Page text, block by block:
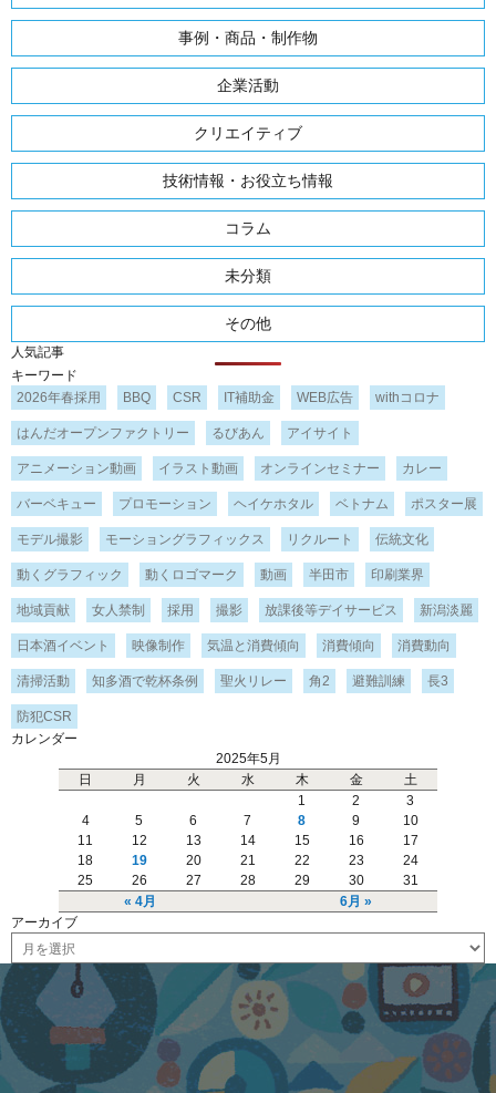
事例・商品・制作物
企業活動
クリエイティブ
技術情報・お役立ち情報
コラム
未分類
その他
人気記事
キーワード
2026年春採用
BBQ CSR IT補助金 WEB広告 withコロナ
はんだオープンファクトリー るびあん アイサイト
アニメーション動画 イラスト動画 オンラインセミナー カレー
バーベキュー プロモーション ヘイケホタル ベトナム ポスター展
モデル撮影 モーショングラフィックス リクルート 伝統文化
動くグラフィック 動くロゴマーク 動画 半田市 印刷業界
地域貢献 女人禁制 採用 撮影 放課後等デイサービス 新潟淡麗
日本酒イベント 映像制作 気温と消費傾向 消費傾向 消費動向
清掃活動 知多酒で乾杯条例 聖火リレー 角2 避難訓練 長3
防犯CSR
カレンダー
2025年5月
日
月 火 水 木 金 土
« 4月 6月 »
1 2
3
4
5 6 7 8 9
10
11
12 13 14 15 16
17
18
19 20 21 22 23
24
25
26 27 28 29 30 31
アーカイブ
ー
ブ